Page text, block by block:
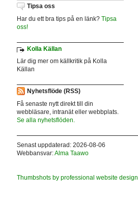
Tipsa oss
Har du ett bra tips på en länk? Tipsa
oss!
Kolla Källan
Lär dig mer om källkritik på Kolla
Källan
Nyhetsflöde (RSS)
Få senaste nytt direkt till din
webbläsare, intranät eller webbplats.
Se alla nyhetsflöden.
Senast uppdaterad: 2026-08-06
Webbansvar:Alma Taawo
Thumbshots by professional website design